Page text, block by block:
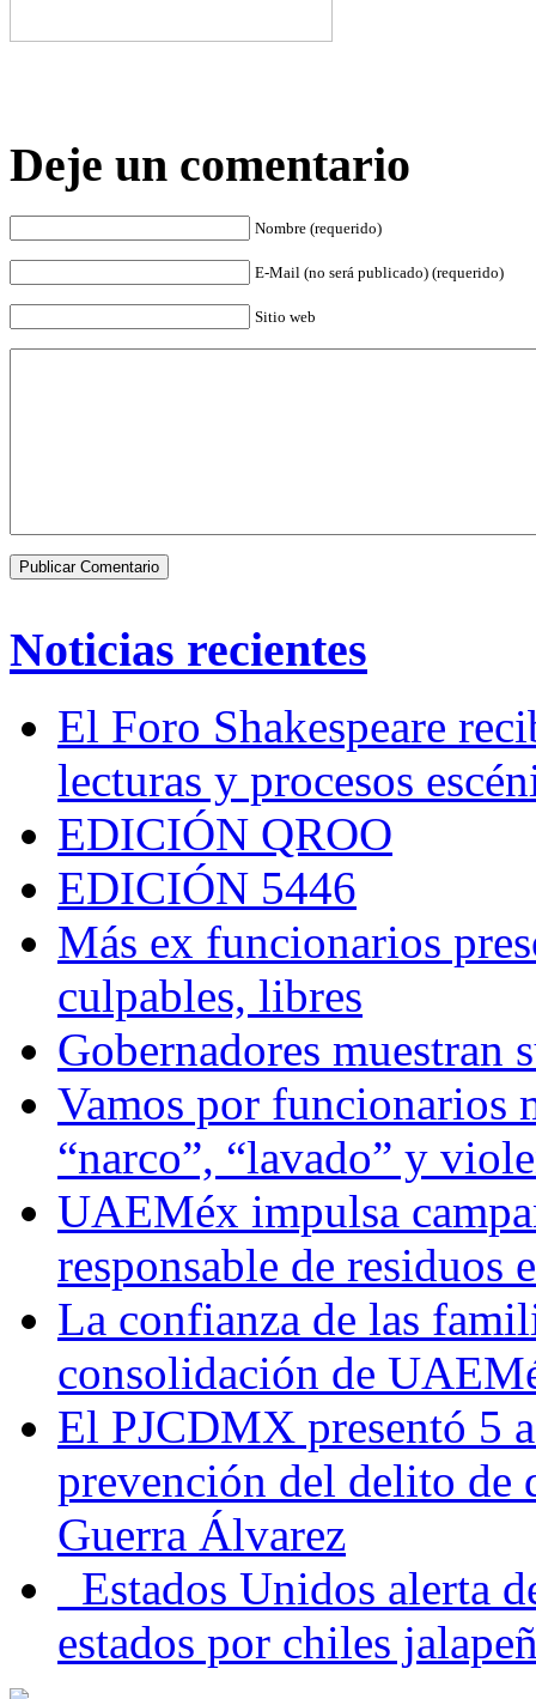
Deje un comentario
Nombre (requerido)
E-Mail (no será publicado) (requerido)
Sitio web
Noticias recientes
El Foro Shakespeare
lecturas y procesos
EDICIÓN QROO
EDICIÓN 5446
Más ex funcionarios
culpables, libres
Gobernadores muestran
Vamos por funcionarios
“narco”, “lavado” y
UAEMéx impulsa
responsable de residuos
La confianza de las
consolidación de
El PJCDMX presentó 5
prevención del delito de
Guerra Álvarez
Estados Unidos alerta
estados por chiles